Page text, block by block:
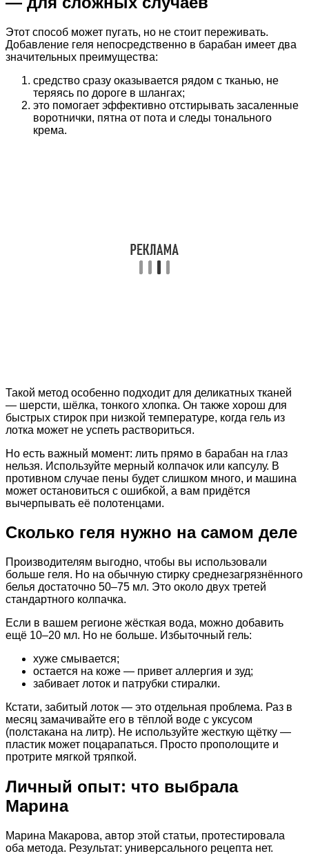
Этот способ может пугать, но не стоит переживать.
Добавление геля непосредственно в барабан имеет два
значительных преимущества:
средство сразу оказывается рядом с тканью, не
теряясь по дороге в шлангах;
это помогает эффективно отстирывать засаленные
воротнички, пятна от пота и следы тонального
крема.
Такой метод особенно подходит для деликатных тканей
— шерсти, шёлка, тонкого хлопка. Он также хорош для
быстрых стирок при низкой температуре, когда гель из
лотка может не успеть раствориться.
Но есть важный момент: лить прямо в барабан на глаз
нельзя. Используйте мерный колпачок или капсулу. В
противном случае пены будет слишком много, и машина
может остановиться с ошибкой, а вам придётся
вычерпывать её полотенцами.
Сколько геля нужно на самом деле
Производителям выгодно, чтобы вы использовали
больше геля. Но на обычную стирку среднезагрязнённого
белья достаточно 50–75 мл. Это около двух третей
стандартного колпачка.
Если в вашем регионе жёсткая вода, можно добавить
ещё 10–20 мл. Но не больше. Избыточный гель:
хуже смывается;
остается на коже — привет аллергия и зуд;
забивает лоток и патрубки стиралки.
Кстати, забитый лоток — это отдельная проблема. Раз в
месяц замачивайте его в тёплой воде с уксусом
(полстакана на литр). Не используйте жесткую щётку —
пластик может поцарапаться. Просто прополощите и
протрите мягкой тряпкой.
Личный опыт: что выбрала
Марина
Марина Макарова, автор этой статьи, протестировала
оба метода. Результат: универсального рецепта нет.